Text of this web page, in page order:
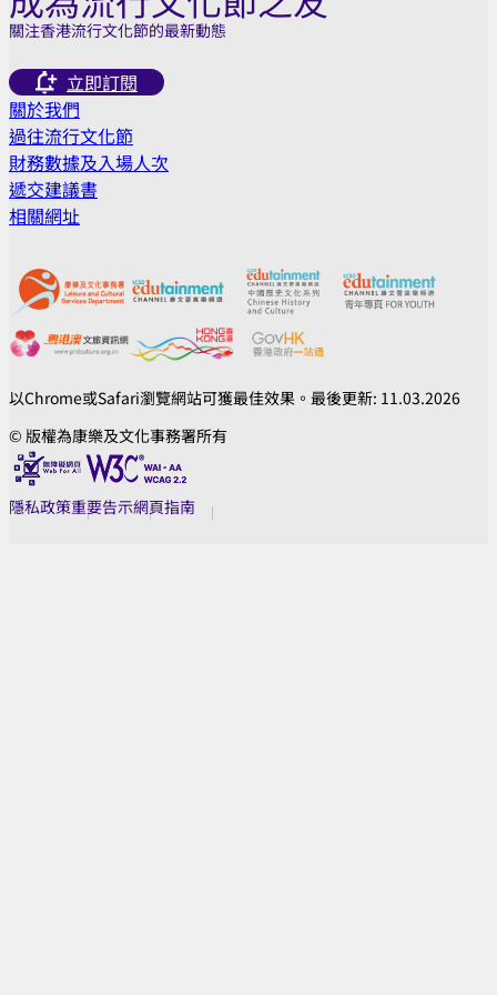
關注香港流行文化節的最新動態
立即訂閱
關於我們
過往流行文化節
財務數據及入場人次
遞交建議書
相關網址
以Chrome或Safari瀏覽網站可獲最佳效果。最後更新: 11.03.2026
© 版權為康樂及文化事務署所有
隱私政策重要告示網頁指南